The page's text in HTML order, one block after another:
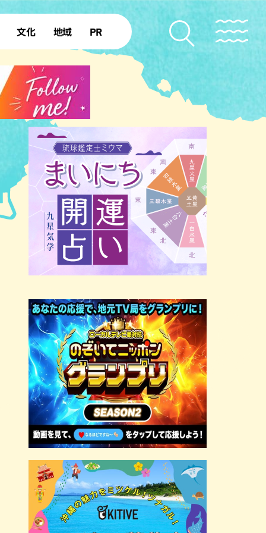
文化
復帰50年
地域
本島北部
本島南部 先島諸島
北部離島
PR